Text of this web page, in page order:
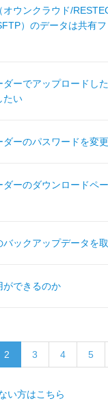
オウンクラウド/
）のデータは共有
ダーでアップロードし
たい
ダーのパスワードを変
ダーのダウンロードペ
ックアップデータを
ができるのか
2 3 4 5
い方はこちら